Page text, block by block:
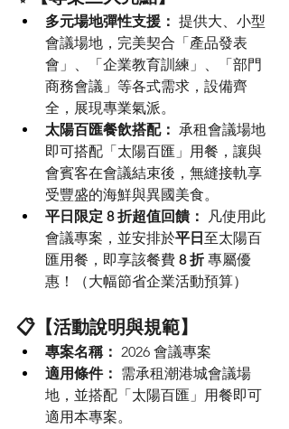
多元場地彈性支援： 提供大、小型
會議場地，完美契合「產品發表
會」、「企業教育訓練」、「部門
商務會議」等各式需求，設備齊
全，展現專業氣派。
太陽百匯餐飲搭配： 承租會議場地
即可搭配「太陽百匯」用餐，讓與
會賓客在會議結束後，無縫接軌享
受豐盛的海鮮與異國美食。
平日限定 8 折超值回饋：
凡使用此
會議專案，並安排於平日 至太陽百
匯用餐，即享該餐費 8 折 專屬優
惠！（大幅節省企業活動預算）
📋【活動說明與規範】
專案名稱： 2026 會議專案
適用條件： 需承租潮港城會議場
地，並搭配「太陽百匯」用餐即可
適用本專案。